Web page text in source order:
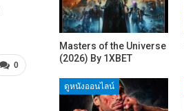
0
Masters of the Universe
(2026) By 1XBET
ดูหนังออนไลน์